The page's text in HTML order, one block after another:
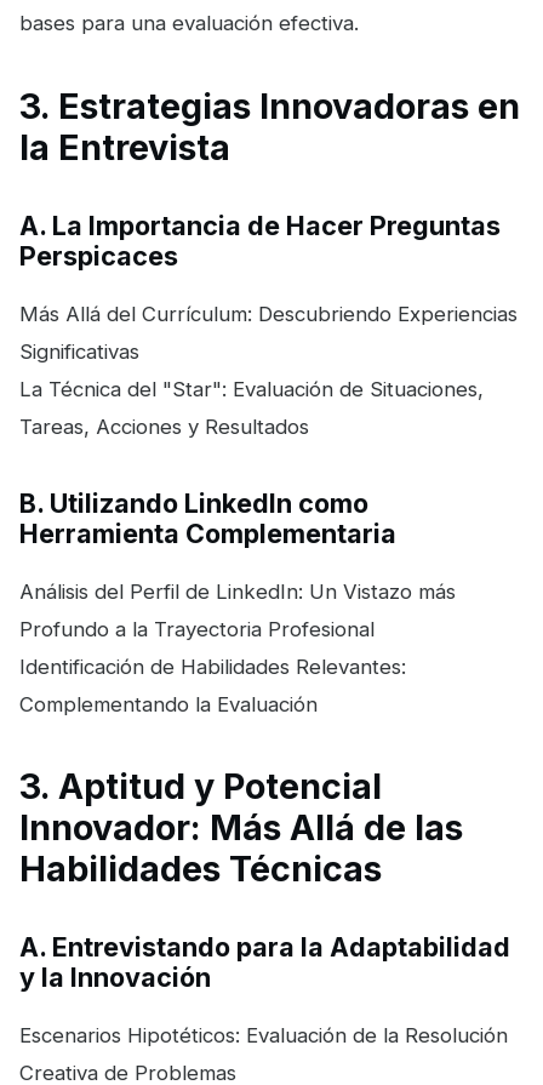
bases para una evaluación efectiva.
3. Estrategias Innovadoras en
la Entrevista
A. La Importancia de Hacer Preguntas
Perspicaces
Más Allá del Currículum: Descubriendo Experiencias
Significativas
La Técnica del "Star": Evaluación de Situaciones,
Tareas, Acciones y Resultados
B. Utilizando LinkedIn como
Herramienta Complementaria
Análisis del Perfil de LinkedIn: Un Vistazo más
Profundo a la Trayectoria Profesional
Identificación de Habilidades Relevantes:
Complementando la Evaluación
3. Aptitud y Potencial
Innovador: Más Allá de las
Habilidades Técnicas
A. Entrevistando para la Adaptabilidad
y la Innovación
Escenarios Hipotéticos: Evaluación de la Resolución
Creativa de Problemas